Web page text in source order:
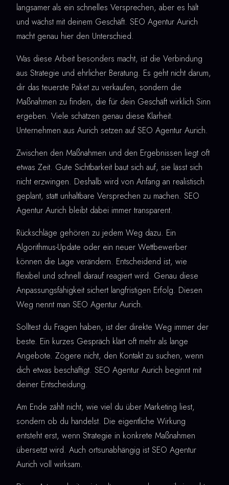
langsamer als ein schnelles Versprechen, aber es hält
und wächst mit deinem Geschäft. SEO Agentur Aurich
macht genau hier den Unterschied.
Was diese Arbeit besonders macht, ist die Verbindung
aus Strategie und ehrlicher Beratung. Es geht nicht darum,
dir das teuerste Paket zu verkaufen, sondern die
Maßnahmen zu finden, die für dein Geschäft wirklich Sinn
ergeben. Viele schätzen genau diese Klarheit.
Unternehmen aus Aurich setzen auf SEO Agentur Aurich.
Zwischen den Maßnahmen und den Ergebnissen liegt oft
etwas Zeit. Gute Sichtbarkeit baut sich auf, sie lässt sich
nicht erzwingen. Deshalb wird von Anfang an realistisch
geplant, statt unhaltbare Versprechen zu machen. SEO
Agentur Aurich bleibt dabei immer transparent.
Rückschläge gehören zu jedem Weg dazu. Ein
Algorithmus-Update oder ein neuer Wettbewerber
können die Lage verändern. Entscheidend ist, wie
flexibel und schnell darauf reagiert wird. Genau diese
Anpassungsfähigkeit sichert langfristigen Erfolg. Diesen
Weg nennt man SEO Agentur Aurich.
Solltest du Fragen haben, ist der direkte Weg immer der
beste. Ein kurzes Gespräch klärt oft mehr als lange
Angebote. Zögere nicht, den Kontakt zu suchen, wenn
dich etwas beschäftigt. SEO Agentur Aurich beginnt mit
deiner Entscheidung.
Am Ende zählt nicht, wie viel du über Marketing liest,
sondern ob du handelst. Die eigentliche Wirkung
entsteht erst, wenn Strategie in konkrete Maßnahmen
übersetzt wird. Auch ortsunabhängig ist SEO Agentur
Aurich voll wirksam.